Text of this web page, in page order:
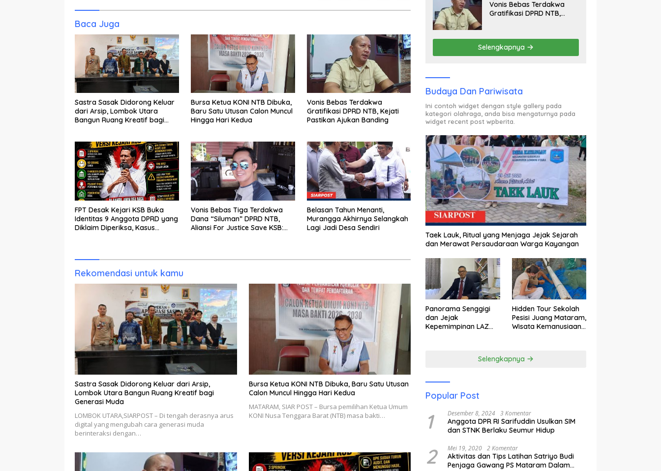
Baca Juga
Sastra Sasak Didorong Keluar
dari Arsip, Lombok Utara
Bangun Ruang Kreatif bagi
Bursa Ketua KONI NTB Dibuka,
Baru Satu Utusan Calon Muncul
Hingga Hari Kedua
Vonis Bebas Terdakwa
Gratifikasi DPRD NTB, Kejati
Pastikan Ajukan Banding
FPT Desak Kejari KSB Buka
Identitas 9 Anggota DPRD yang
Diklaim Diperiksa, Kasus
Vonis Bebas Tiga Terdakwa
Dana “Siluman” DPRD NTB,
Aliansi For Justice Save KSB:
Belasan Tahun Menanti,
Murangga Akhirnya Selangkah
Lagi Jadi Desa Sendiri
Rekomendasi untuk kamu
Sastra Sasak Didorong Keluar dari Arsip,
Lombok Utara Bangun Ruang Kreatif bagi
Generasi Muda
LOMBOK UTARA,SIARPOST – Di tengah derasnya arus
digital yang mengubah cara generasi muda
berinteraksi dengan…
Bursa Ketua KONI NTB Dibuka, Baru Satu Utusan
Calon Muncul Hingga Hari Kedua
MATARAM, SIAR POST – Bursa pemilihan Ketua Umum
KONI Nusa Tenggara Barat (NTB) masa bakti…
Vonis Bebas Terdakwa
Gratifikasi DPRD NTB,
Selengkapnya
Budaya Dan Pariwisata
Ini contoh widget dengan style gallery pada
kategori olahraga, anda bisa mengaturnya pada
widget recent post wpberita.
Taek Lauk, Ritual yang Menjaga Jejak Sejarah
dan Merawat Persaudaraan Warga Kayangan
Panorama Senggigi
dan Jejak
Kepemimpinan LAZ
Hidden Tour Sekolah
Pesisi Juang Mataram,
Wisata Kemanusiaan
Selengkapnya
Popular Post
1 Desember 8, 2024 3 Komentar
Anggota DPR RI Sarifuddin Usulkan SIM
dan STNK Berlaku Seumur Hidup
2 Mei 19, 2020 2 Komentar
Aktivitas dan Tips Latihan Satriyo Budi
Penjaga Gawang PS Mataram Dalam